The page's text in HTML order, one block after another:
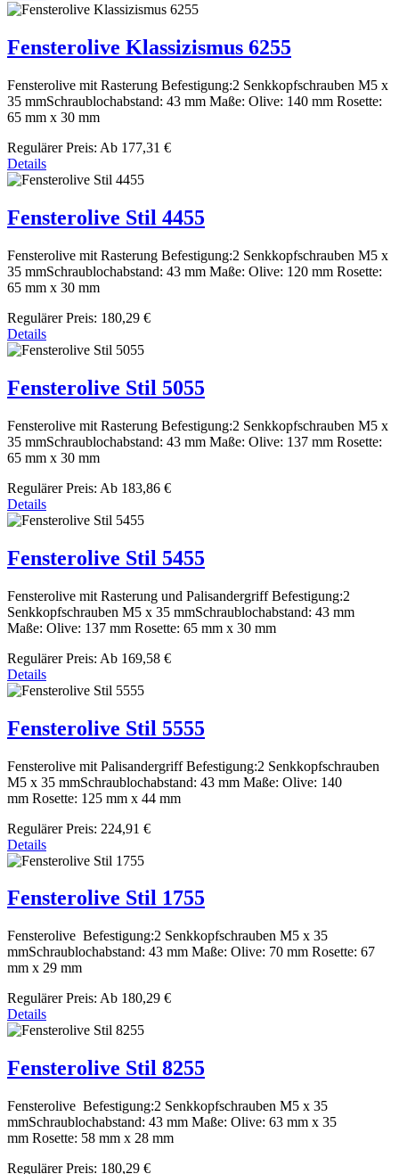
Fensterolive Klassizismus 6255
Fensterolive mit Rasterung Befestigung:2 Senkkopfschrauben M5 x
35 mmSchraublochabstand: 43 mm Maße: Olive: 140 mm Rosette:
65 mm x 30 mm
Regulärer Preis: Ab 177,31 €
Details
Fensterolive Stil 4455
Fensterolive mit Rasterung Befestigung:2 Senkkopfschrauben M5 x
35 mmSchraublochabstand: 43 mm Maße: Olive: 120 mm Rosette:
65 mm x 30 mm
Regulärer Preis: 180,29 €
Details
Fensterolive Stil 5055
Fensterolive mit Rasterung Befestigung:2 Senkkopfschrauben M5 x
35 mmSchraublochabstand: 43 mm Maße: Olive: 137 mm Rosette:
65 mm x 30 mm
Regulärer Preis: Ab 183,86 €
Details
Fensterolive Stil 5455
Fensterolive mit Rasterung und Palisandergriff Befestigung:2
Senkkopfschrauben M5 x 35 mmSchraublochabstand: 43 mm
Maße: Olive: 137 mm Rosette: 65 mm x 30 mm
Regulärer Preis: Ab 169,58 €
Details
Fensterolive Stil 5555
Fensterolive mit Palisandergriff Befestigung:2 Senkkopfschrauben
M5 x 35 mmSchraublochabstand: 43 mm Maße: Olive: 140
mm Rosette: 125 mm x 44 mm
Regulärer Preis: 224,91 €
Details
Fensterolive Stil 1755
Fensterolive Befestigung:2 Senkkopfschrauben M5 x 35
mmSchraublochabstand: 43 mm Maße: Olive: 70 mm Rosette: 67
mm x 29 mm
Regulärer Preis: Ab 180,29 €
Details
Fensterolive Stil 8255
Fensterolive Befestigung:2 Senkkopfschrauben M5 x 35
mmSchraublochabstand: 43 mm Maße: Olive: 63 mm x 35
mm Rosette: 58 mm x 28 mm
Regulärer Preis: 180,29 €